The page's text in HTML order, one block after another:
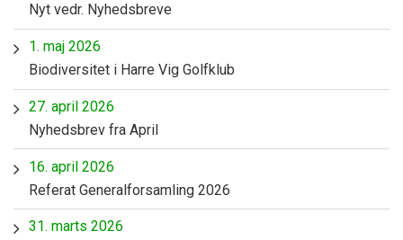
Nyt vedr. Nyhedsbreve
1. maj 2026
Biodiversitet i Harre Vig Golfklub
27. april 2026
Nyhedsbrev fra April
16. april 2026
Referat Generalforsamling 2026
31. marts 2026